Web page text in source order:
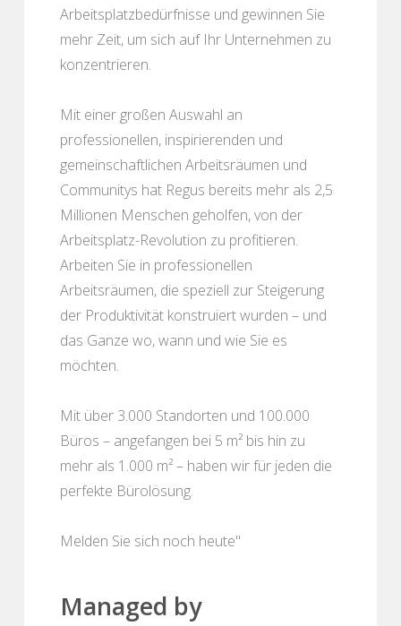
Arbeitsplatzbedürfnisse und gewinnen Sie
mehr Zeit, um sich auf Ihr Unternehmen zu
konzentrieren.
Mit einer großen Auswahl an
professionellen, inspirierenden und
gemeinschaftlichen Arbeitsräumen und
Communitys hat Regus bereits mehr als 2,5
Millionen Menschen geholfen, von der
Arbeitsplatz-Revolution zu profitieren.
Arbeiten Sie in professionellen
Arbeitsräumen, die speziell zur Steigerung
der Produktivität konstruiert wurden – und
das Ganze wo, wann und wie Sie es
möchten.
Mit über 3.000 Standorten und 100.000
Büros – angefangen bei 5 m² bis hin zu
mehr als 1.000 m² – haben wir für jeden die
perfekte Bürolösung.
Melden Sie sich noch heute"
Managed by